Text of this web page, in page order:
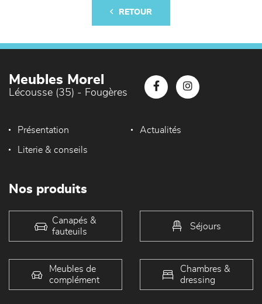
RETOUR
Meubles Morel
Lécousse (35) - Fougères
Présentation Actualités
Literie & conseils
Nos produits
Canapés &
fauteuils
Séjours
Meubles de
complément
Chambres &
dressing